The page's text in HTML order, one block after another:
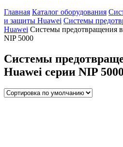
Главная Каталог оборудования
и защиты Huawei Системы
Huawei Системы предотвращения
NIP 5000
Системы
Huawei серии NIP 5000